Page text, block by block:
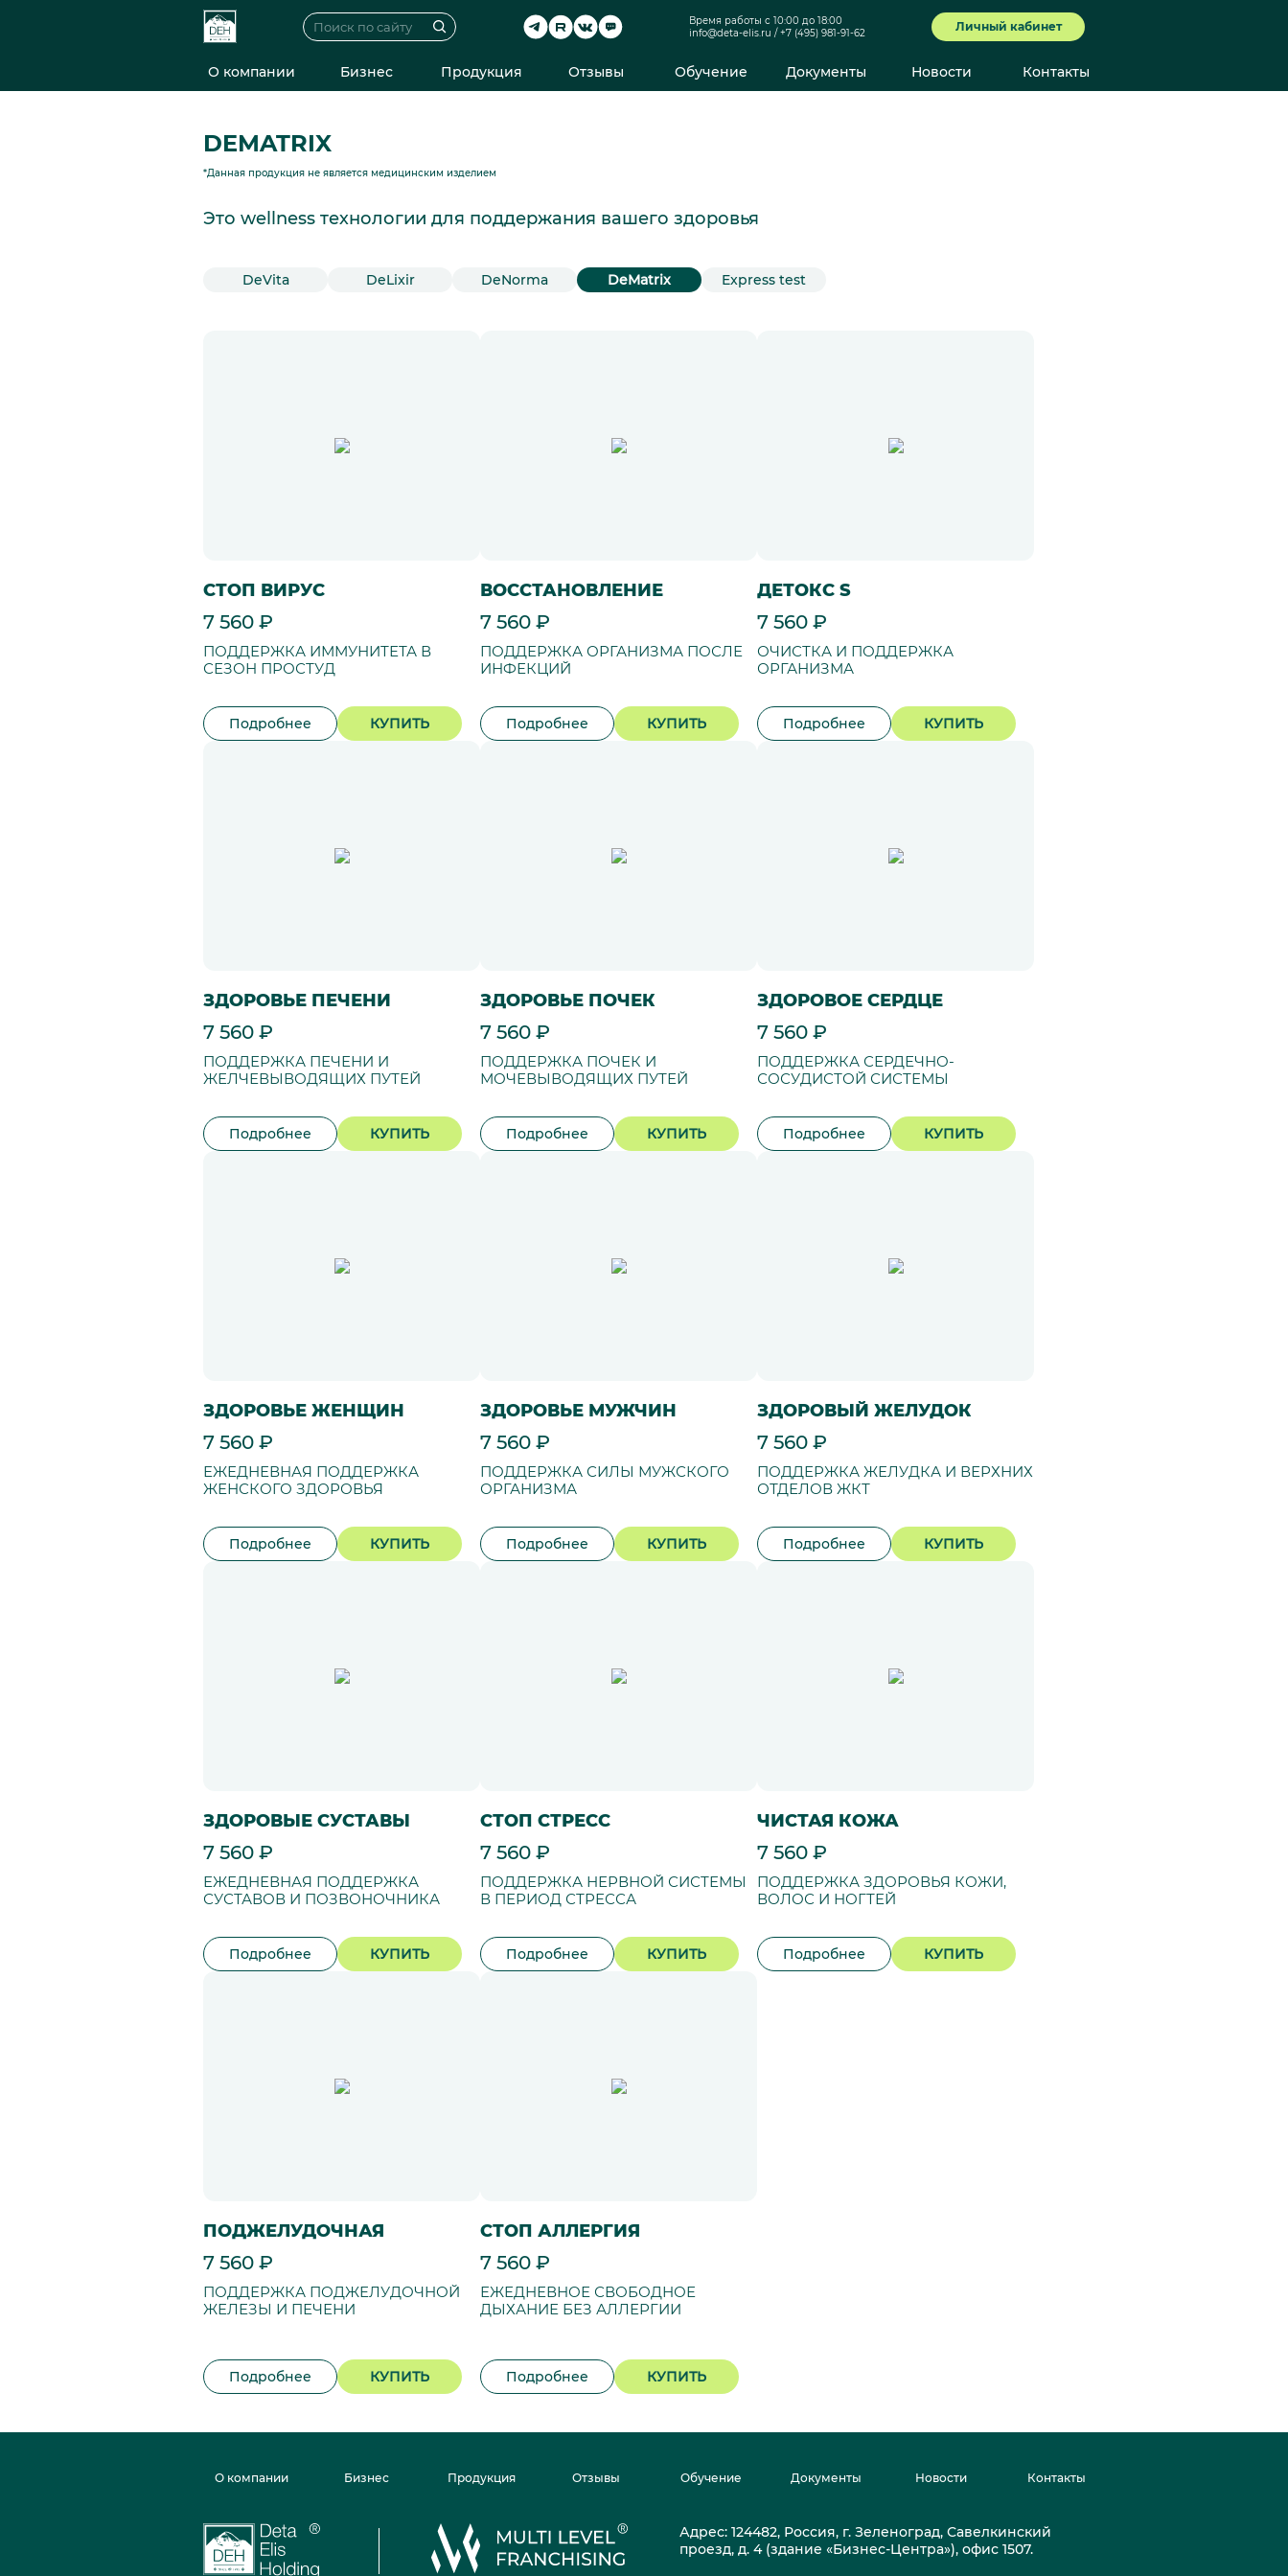
Время работы с 10:00 до 18:00
info@deta-elis.ru / +7 (495) 981-91-62 Личный кабинет
О компании Бизнес Продукция Отзывы Обучение Документы Новости Контакты
DEMATRIX
*Данная продукция не является медицинским изделием
Это wellness технологии для поддержания вашего здоровья
DeVita DeLixir DeNorma DeMatrix Express test
СТОП ВИРУС
7 560 ₽
ПОДДЕРЖКА ИММУНИТЕТА В
СЕЗОН ПРОСТУД
Подробнее КУПИТЬ
ВОССТАНОВЛЕНИЕ
7 560 ₽
ПОДДЕРЖКА ОРГАНИЗМА ПОСЛЕ
ИНФЕКЦИЙ
Подробнее КУПИТЬ
ДЕТОКС S
7 560 ₽
ОЧИСТКА И ПОДДЕРЖКА
ОРГАНИЗМА
Подробнее КУПИТЬ
ЗДОРОВЬЕ ПЕЧЕНИ
7 560 ₽
ПОДДЕРЖКА ПЕЧЕНИ И
ЖЕЛЧЕВЫВОДЯЩИХ ПУТЕЙ
Подробнее КУПИТЬ
ЗДОРОВЬЕ ПОЧЕК
7 560 ₽
ПОДДЕРЖКА ПОЧЕК И
МОЧЕВЫВОДЯЩИХ ПУТЕЙ
Подробнее КУПИТЬ
ЗДОРОВОЕ СЕРДЦЕ
7 560 ₽
ПОДДЕРЖКА СЕРДЕЧНО-
СОСУДИСТОЙ СИСТЕМЫ
Подробнее КУПИТЬ
ЗДОРОВЬЕ ЖЕНЩИН
7 560 ₽
ЕЖЕДНЕВНАЯ ПОДДЕРЖКА
ЖЕНСКОГО ЗДОРОВЬЯ
Подробнее КУПИТЬ
ЗДОРОВЬЕ МУЖЧИН
7 560 ₽
ПОДДЕРЖКА СИЛЫ МУЖСКОГО
ОРГАНИЗМА
Подробнее КУПИТЬ
ЗДОРОВЫЙ ЖЕЛУДОК
7 560 ₽
ПОДДЕРЖКА ЖЕЛУДКА И ВЕРХНИХ
ОТДЕЛОВ ЖКТ
Подробнее КУПИТЬ
ЗДОРОВЫЕ СУСТАВЫ
7 560 ₽
ЕЖЕДНЕВНАЯ ПОДДЕРЖКА
СУСТАВОВ И ПОЗВОНОЧНИКА
Подробнее КУПИТЬ
СТОП СТРЕСС
7 560 ₽
ПОДДЕРЖКА НЕРВНОЙ СИСТЕМЫ
В ПЕРИОД СТРЕССА
Подробнее КУПИТЬ
ЧИСТАЯ КОЖА
7 560 ₽
ПОДДЕРЖКА ЗДОРОВЬЯ КОЖИ,
ВОЛОС И НОГТЕЙ
Подробнее КУПИТЬ
ПОДЖЕЛУДОЧНАЯ
7 560 ₽
ПОДДЕРЖКА ПОДЖЕЛУДОЧНОЙ
ЖЕЛЕЗЫ И ПЕЧЕНИ
Подробнее КУПИТЬ
СТОП АЛЛЕРГИЯ
7 560 ₽
ЕЖЕДНЕВНОЕ СВОБОДНОЕ
ДЫХАНИЕ БЕЗ АЛЛЕРГИИ
Подробнее КУПИТЬ
О компании Бизнес Продукция Отзывы Обучение Документы Новости Контакты
Адрес: 124482, Россия, г. Зеленоград, Савелкинский
проезд, д. 4 (здание «Бизнес-Центра»), офис 1507.